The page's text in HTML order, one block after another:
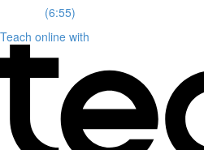
(6:55)
Teach online with